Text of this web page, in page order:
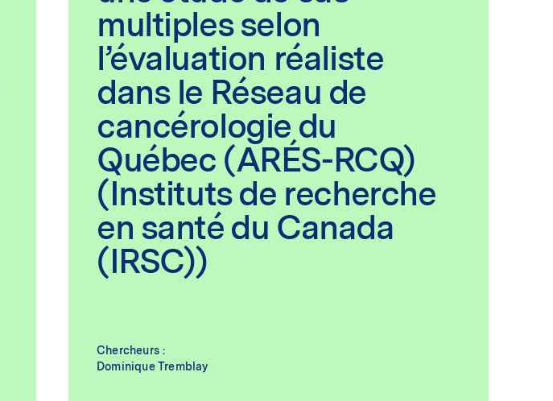
multiples selon
l’évaluation réaliste
dans le Réseau de
cancérologie du
Québec (ARÉS-RCQ)
(Instituts de recherche
en santé du Canada
(IRSC))
Chercheurs :
Dominique Tremblay